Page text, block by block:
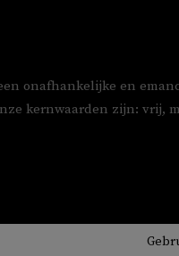
onafhankelijke en
kernwaarden zijn: vrij,